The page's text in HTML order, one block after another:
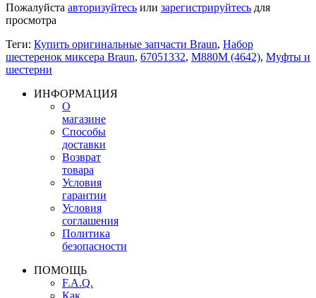
Пожалуйста авторизуйтесь или зарегистрируйтесь для
просмотра
Теги: Купить оригинальные запчасти Braun, Набор
шестеренок миксера Braun, 67051332, M880M (4642), Муфты и
шестерни
ИНФОРМАЦИЯ
О
магазине
Способы
доставки
Возврат
товара
Условия
гарантии
Условия
соглашения
Политика
безопасности
ПОМОЩЬ
F.A.Q.
Как